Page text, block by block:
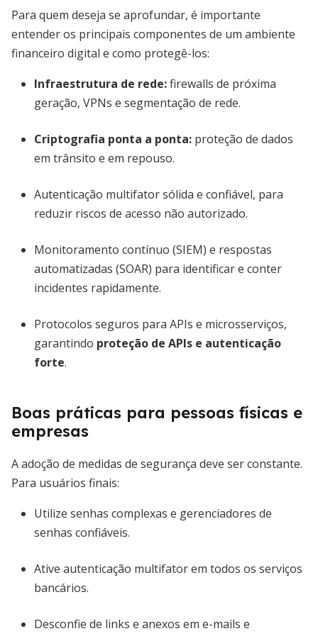
Para quem deseja se aprofundar, é importante
entender os principais componentes de um ambiente
financeiro digital e como protegê-los:
Infraestrutura de rede:firewalls de próxima
geração, VPNs e segmentação de rede.
Criptografia ponta a ponta: proteção de dados
em trânsito e em repouso.
Autenticação multifator sólida e confiável, para
reduzir riscos de acesso não autorizado.
Monitoramento contínuo (SIEM) e respostas
automatizadas (SOAR) para identificar e conter
incidentes rapidamente.
Protocolos seguros para APIs e microsserviços,
garantindo proteção de APIs e autenticação
forte.
Boas práticas para pessoas físicas e
empresas
A adoção de medidas de segurança deve ser constante.
Para usuários finais:
Utilize senhas complexas e gerenciadores de
senhas confiáveis.
Ative autenticação multifator em todos os serviços
bancários.
Desconfie de links e anexos em e-mails e